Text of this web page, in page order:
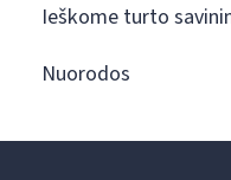
Ieškome turto
Nuorodos